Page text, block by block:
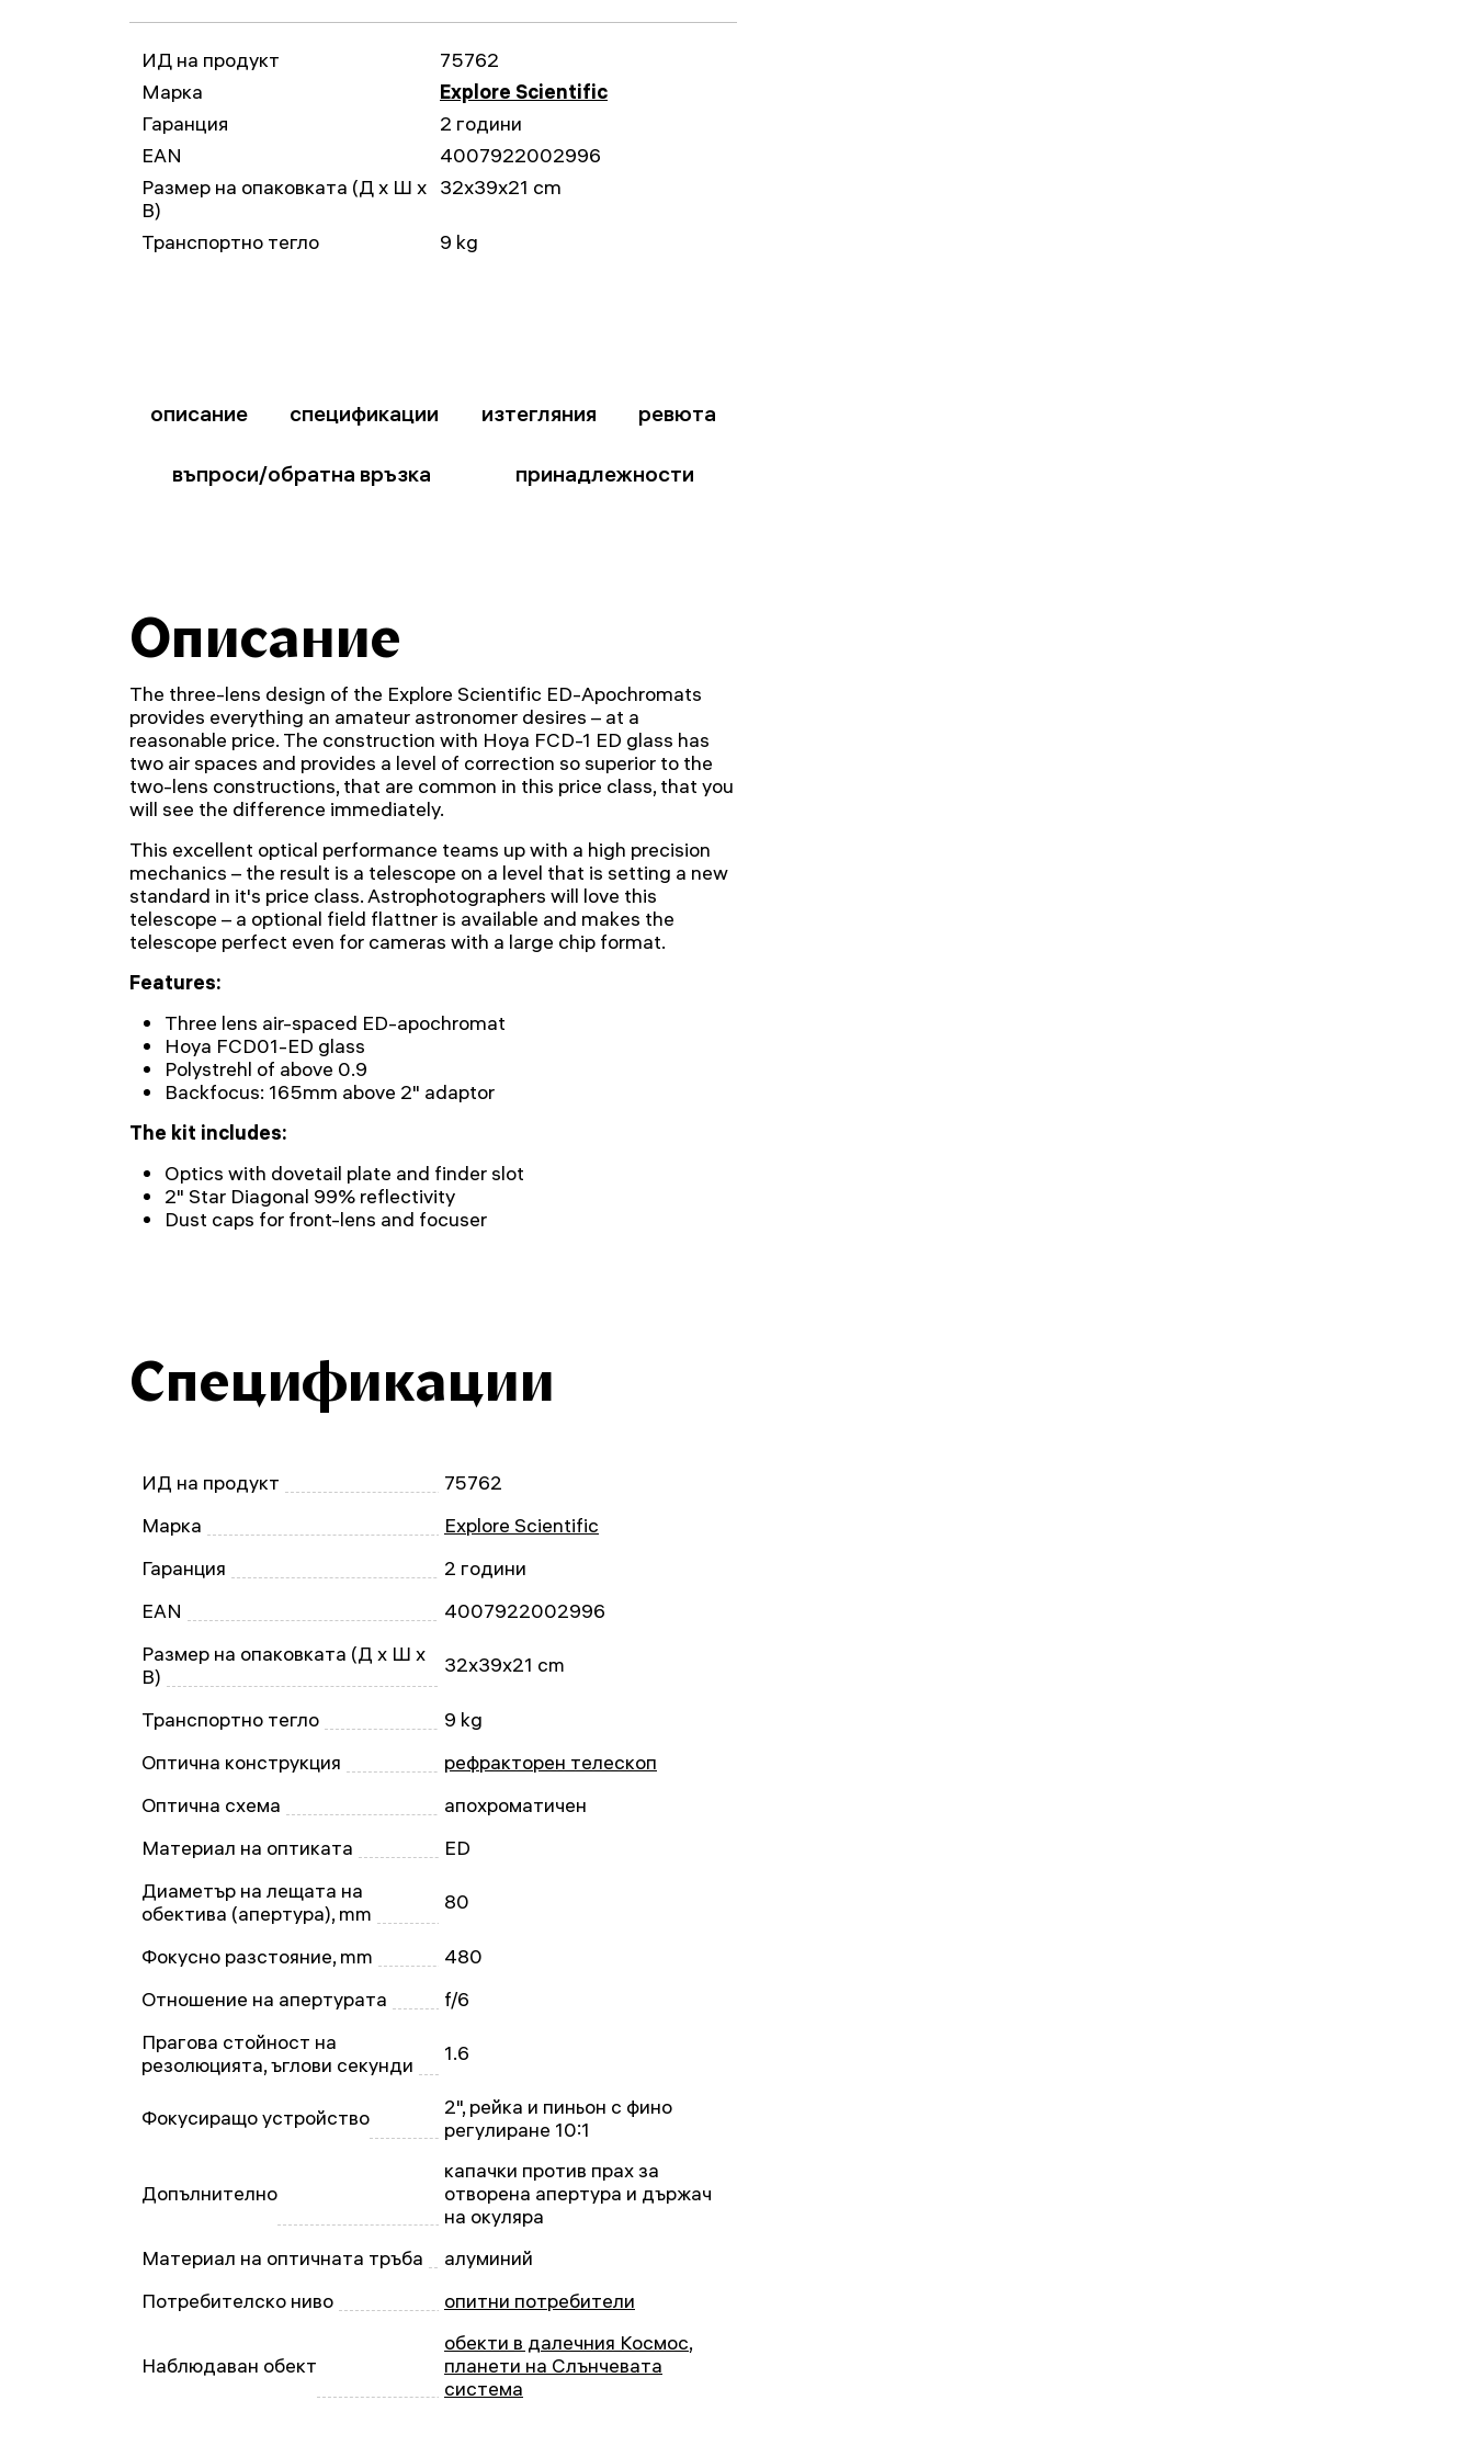
ИД на продукт
75762
Марка
Explore Scientific
Гаранция
2 години
EAN
4007922002996
Размер на опаковката (Д x Ш x
В)
32x39x21 cm
Транспортно тегло 9 kg
описание спецификации изтегляния ревюта
въпроси/обратна връзка принадлежности
Описание
The three-lens design of the Explore Scientific ED-Apochromats
provides everything an amateur astronomer desires – at a
reasonable price. The construction with Hoya FCD-1 ED glass has
two air spaces and provides a level of correction so superior to the
two-lens constructions, that are common in this price class, that you
will see the difference immediately.
This excellent optical performance teams up with a high precision
mechanics – the result is a telescope on a level that is setting a new
standard in it's price class. Astrophotographers will love this
telescope – a optional field flattner is available and makes the
telescope perfect even for cameras with a large chip format.
Features:
Three lens air-spaced ED-apochromat
Hoya FCD01-ED glass
Polystrehl of above 0.9
Backfocus: 165mm above 2" adaptor
The kit includes:
Optics with dovetail plate and finder slot
2" Star Diagonal 99% reflectivity
Dust caps for front-lens and focuser
Спецификации
ИД на продукт
75762
Марка
Explore Scientific
Гаранция
2 години
EAN
4007922002996
Размер на опаковката (Д x Ш x
В)
32x39x21 cm
Транспортно тегло
9 kg
Оптична конструкция
рефракторен телескоп
Оптична схема
апохроматичен
Материал на оптиката
ED
Диаметър на лещата на
обектива (апертура), mm
80
Фокусно разстояние, mm
480
Отношение на апертурата
f/6
Прагова стойност на
резолюцията, ъглови секунди
1.6
Фокусиращо устройство
2", рейка и пиньон с фино
регулиране 10:1
Допълнително
капачки против прах за
отворена апертура и държач
на окуляра
Материал на оптичната тръба
алуминий
Потребителско ниво
опитни потребители
Наблюдаван обект
обекти в далечния Космос,
планети на Слънчевата
система